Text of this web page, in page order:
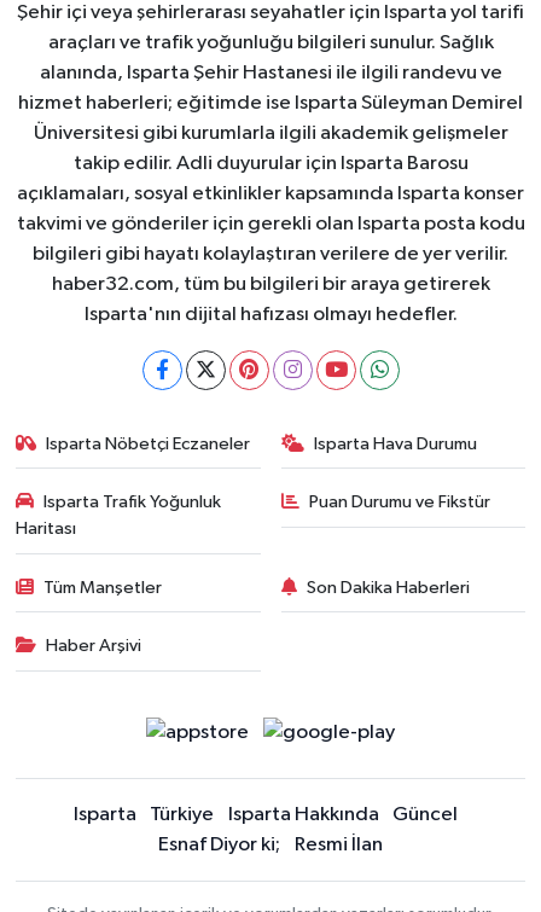
Şehir içi veya şehirlerarası seyahatler için Isparta yol tarifi
araçları ve trafik yoğunluğu bilgileri sunulur. Sağlık
alanında, Isparta Şehir Hastanesi ile ilgili randevu ve
hizmet haberleri; eğitimde ise Isparta Süleyman Demirel
Üniversitesi gibi kurumlarla ilgili akademik gelişmeler
takip edilir. Adli duyurular için Isparta Barosu
açıklamaları, sosyal etkinlikler kapsamında Isparta konser
takvimi ve gönderiler için gerekli olan Isparta posta kodu
bilgileri gibi hayatı kolaylaştıran verilere de yer verilir.
haber32.com, tüm bu bilgileri bir araya getirerek
Isparta'nın dijital hafızası olmayı hedefler.
Isparta Nöbetçi Eczaneler Isparta Hava Durumu
Isparta Trafik Yoğunluk
Haritası
Puan Durumu ve Fikstür
Tüm Manşetler Son Dakika Haberleri
Haber Arşivi
Isparta Türkiye Isparta Hakkında
Güncel
Esnaf Diyor ki;
Resmi İlan